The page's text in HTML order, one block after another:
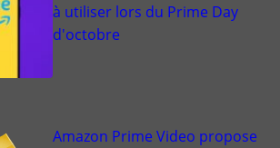
à utiliser lors du Prime Day
d'octobre
Amazon Prime Video propose